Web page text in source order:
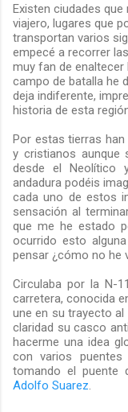
Existen ciudades
viajero, lugares que
transportan varios
empecé a recorrer
muy fan de
campo de batalla he
deja indiferente,
historia de esta
Por estas tierras
y cristianos aunque
desde el Neolítico
andadura podéis
cada uno de estos
sensación al
que me he estado
ocurrido esto
pensar ¿cómo no he
Circulaba por la N-
carretera, conocida
une en su trayecto al
claridad su casco
hacerme una idea
con varios
tomando el
Adolfo Suarez.